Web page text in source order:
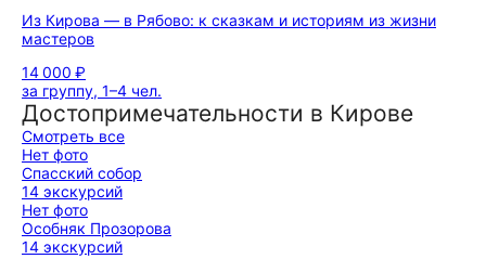
Из Кирова — в Рябово: к сказкам и историям из жизни
мастеров
14 000 ₽
за группу, 1–4 чел.
Достопримечательности в Кирове
Смотреть все
Нет фото
Спасский собор
14 экскурсий
Нет фото
Особняк Прозорова
14 экскурсий